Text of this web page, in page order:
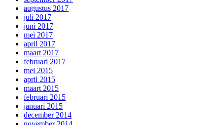
augustus 2017
juli 2017
juni 2017
mei 2017
april 2017
maart 2017
februari 2017
mei 2015
april 2015
maart 2015
februari 2015
januari 2015
december 2014